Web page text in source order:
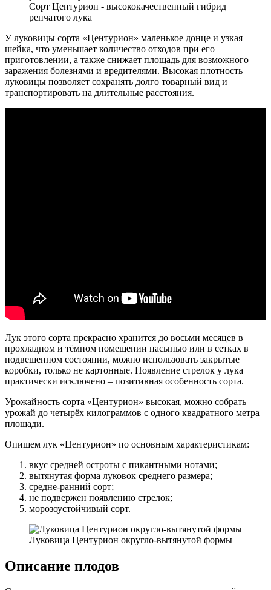
Сорт Центурион - высококачественный гибрид
репчатого лука
У луковицы сорта «Центурион» маленькое донце и узкая
шейка, что уменьшает количество отходов при его
приготовлении, а также снижает площадь для возможного
заражения болезнями и вредителями. Высокая плотность
луковицы позволяет сохранять долго товарный вид и
транспортировать на длительные расстояния.
Лук этого сорта прекрасно хранится до восьми месяцев в
прохладном и тёмном помещении насыпью или в сетках в
подвешенном состоянии, можно использовать закрытые
коробки, только не картонные. Появление стрелок у лука
практически исключено – позитивная особенность сорта.
Урожайность сорта «Центурион» высокая, можно собрать
урожай до четырёх килограммов с одного квадратного метра
площади.
Опишем лук «Центурион» по основным характеристикам:
вкус средней остроты с пикантными нотами;
вытянутая форма луковок среднего размера;
средне-ранний сорт;
не подвержен появлению стрелок;
морозоустойчивый сорт.
Луковица Центурион округло-вытянутой формы
Описание плодов